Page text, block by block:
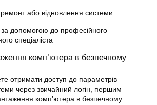
або відновлення системи
за допомогою до професійного
спеціаліста
комп’ютера в безпечному
отримати доступ до параметрів
через звичайний логін, першим
комп’ютера в безпечному